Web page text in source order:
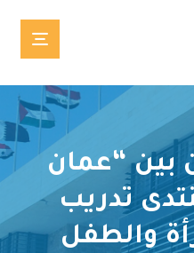
بين “عمان
تدريب
والطفل